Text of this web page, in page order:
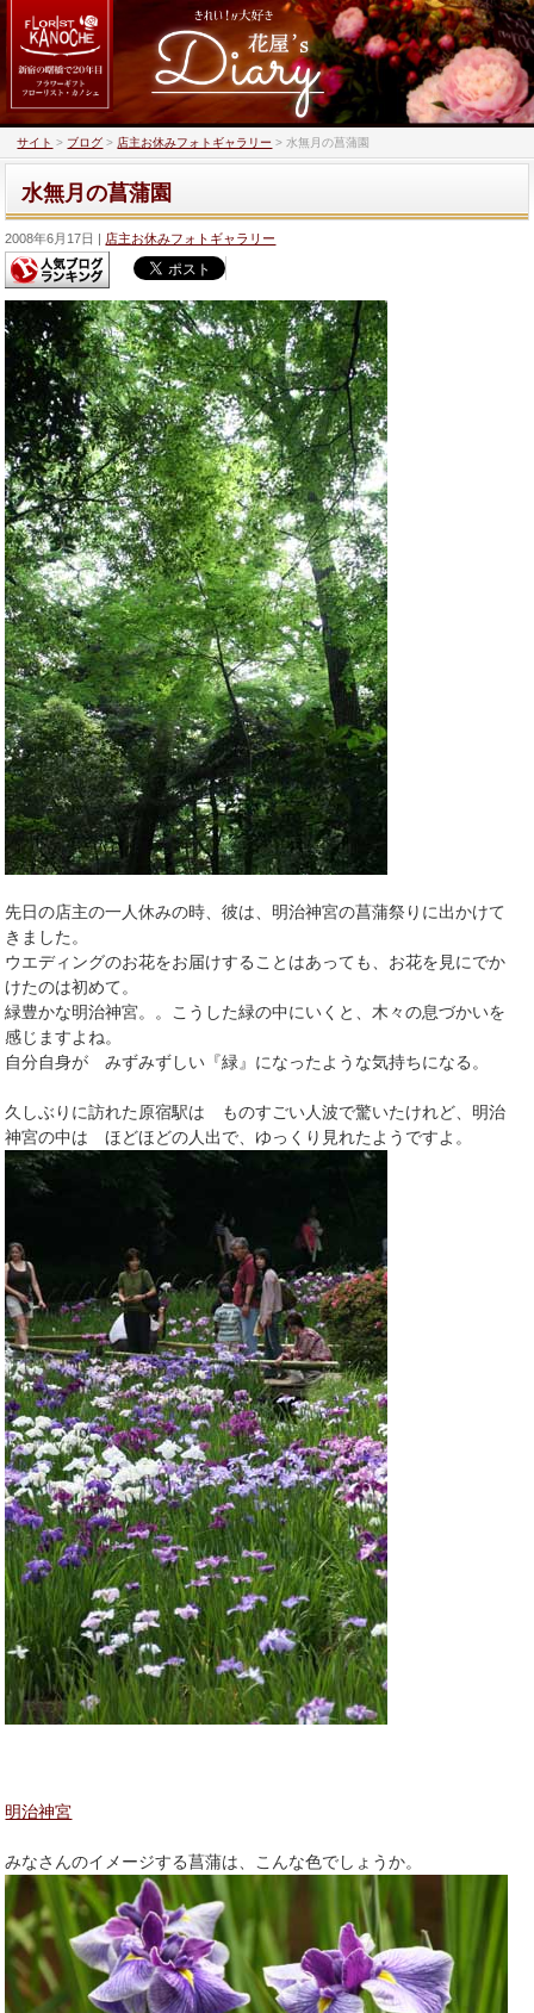
サイト > ブログ > 店主お休みフォトギャラリー >水無月の菖蒲園
水無月の菖蒲園
2008年6月17日 店主お休みフォトギャラリー
先日の店主の一人休みの時、彼は、明治神宮の菖蒲祭りに出かけて
きました。
ウエディングのお花をお届けすることはあっても、お花を見にでか
けたのは初めて。
緑豊かな明治神宮。。こうした緑の中にいくと、木々の息づかいを
感じますよね。
自分自身が みずみずしい『緑』になったような気持ちになる。
久しぶりに訪れた原宿駅は ものすごい人波で驚いたけれど、明治
神宮の中は ほどほどの人出で、ゆっくり見れたようですよ。
明治神宮
みなさんのイメージする菖蒲は、こんな色でしょうか。